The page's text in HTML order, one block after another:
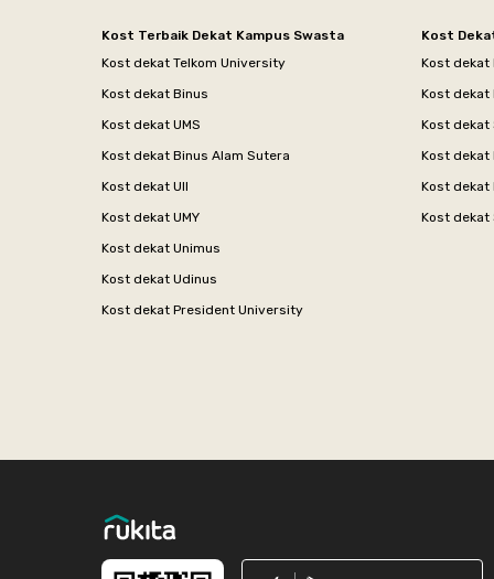
Kost Terbaik Dekat Kampus Swasta
Kost dekat Telkom University
Kost dekat Binus
Kost dekat UMS
Kost dekat Binus Alam Sutera
Kost dekat UII
Kost dekat UMY
Kost dekat Unimus
Kost dekat Udinus
Kost dekat President University
Kost
Kost dekat
Kost dekat
Kost dekat
Kost dekat
Kost dekat
Kost dekat